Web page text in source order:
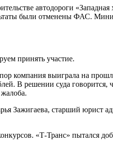
автодороги «Западная
были отменены ФАС.
принять участие.
компания выиграла на
В решении суда говорится,
Зажигаева, старший юрист
«Т-Транс» пытался